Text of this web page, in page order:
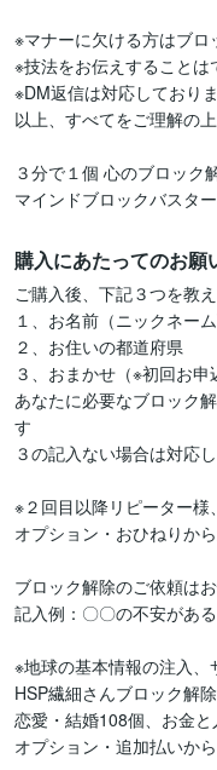
※マナーに欠ける方はブ
※技法をお伝えすることは
※DM返信は対応しており
以上、すべてをご理解の
３分で１個 心のブロック
マインドブロックバスタ
購入にあたってのお願
ご購入後、下記３つを教
１、お名前（ニックネーム
２、お住いの都道府県
３、おまかせ（※初回お申
あなたに必要なブロック
す
３の記入ない場合は対応
※２回目以降リピーター様
オプション・おひねりか
ブロック解除のご依頼は
記入例：〇〇の不安があ
※地球の基本情報の注入、
HSP繊細さんブロック解
恋愛・結婚108個、お金と
オプション・追加払いか